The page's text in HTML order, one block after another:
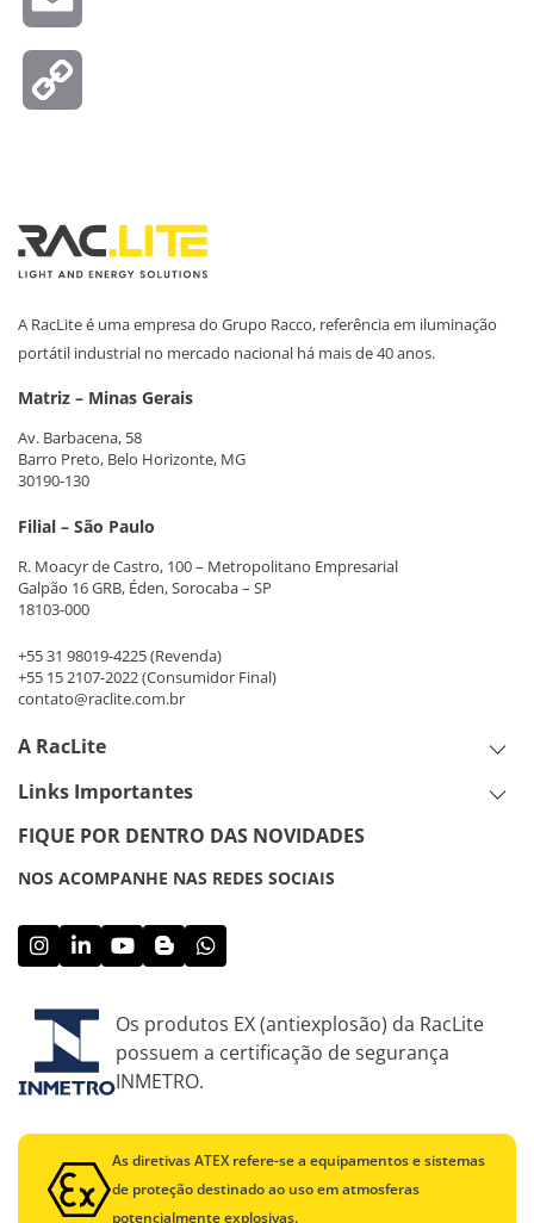
A RacLite é uma empresa do Grupo Racco, referência em iluminação
portátil industrial no mercado nacional há mais de 40 anos.
Matriz – Minas Gerais
Av. Barbacena, 58
Barro Preto, Belo Horizonte, MG
30190-130
Filial – São Paulo
R. Moacyr de Castro, 100 – Metropolitano Empresarial
Galpão 16 GRB, Éden, Sorocaba – SP
18103-000
+55 31 98019-4225(Revenda)
+55 15 2107-2022(Consumidor Final)
contato@raclite.com.br
A RacLite
Links Importantes
FIQUE POR DENTRO DAS NOVIDADES
NOS ACOMPANHE NAS REDES SOCIAIS
Os produtos EX (antiexplosão) da RacLite
possuem a certificação de segurança
INMETRO.
As diretivas ATEX refere-se a equipamentos e sistemas
de proteção destinado ao uso em atmosferas
potencialmente explosivas.